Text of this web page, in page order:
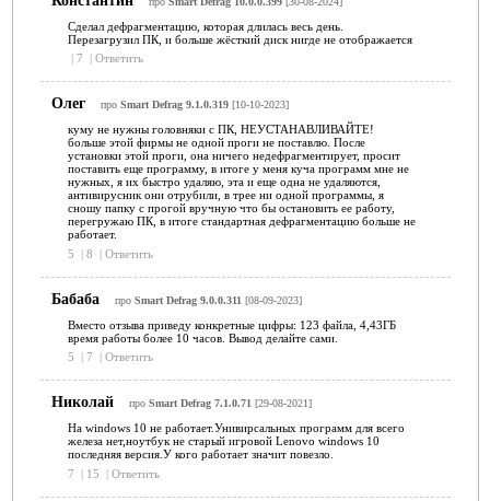
Сделал дефрагментацию, которая длилась весь день.
Перезагрузил ПК, и больше жёсткий диск нигде не отображается
| 7 | Ответить
Олег про Smart Defrag 9.1.0.319[10-10-2023]
куму не нужны головняки с ПК, НЕУСТАНАВЛИВАЙТЕ!
больше этой фирмы не одной проги не поставлю. После
установки этой проги, она ничего недефрагментирует, просит
поставить еще программу, в итоге у меня куча программ мне не
нужных, я их быстро удаляю, эта и еще одна не удаляются,
антивирусник они отрубили, в трее ни одной программы, я
сношу папку с прогой вручную что бы остановить ее работу,
перегружаю ПК, в итоге стандартная дефрагментацию больше не
работает.
5
| 8 | Ответить
Бабаба про Smart Defrag 9.0.0.311 [08-09-2023]
Вместо отзыва приведу конкретные цифры: 123 файла, 4,43ГБ
время работы более 10 часов. Вывод делайте сами.
5
| 7 | Ответить
Николай про Smart Defrag 7.1.0.71 [29-08-2021]
На windows 10 не работает.Унивирсальных программ для всего
железа нет,ноутбук не старый игровой Lenovo windows 10
последняя версия.У кого работает значит повезло.
7
| 15 | Ответить